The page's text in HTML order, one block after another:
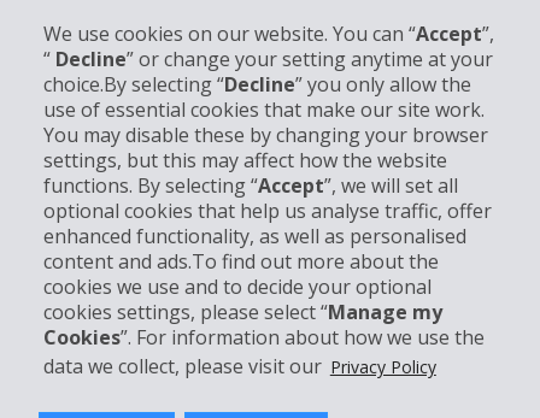
We use cookies on our website. You can “Accept”,
“ Decline” or change your setting anytime at your
choice.By selecting “Decline” you only allow the
use of essential cookies that make our site work.
You may disable these by changing your browser
settings, but this may affect how the website
functions. By selecting “Accept”, we will set all
optional cookies that help us analyse traffic, offer
enhanced functionality, as well as personalised
content and ads.To find out more about the
cookies we use and to decide your optional
cookies settings, please select “Manage my
Cookies”. For information about how we use the
data we collect, please visit our Privacy Policy
Unternehmensinformation
Partner
Kundenservice
Mieten bei Hertz